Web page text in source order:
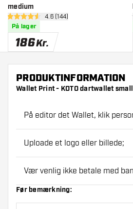
medium
åbn anmeldelsespanel
4.6 bedømmelsesstjerner
4.6 (144)
På lager
186Kr.
PRODUKTINFORMATION
Wallet Print - KOTO dartwallet small
På editor det Wallet, klik
Uploade et logo eller billede;
Vær venlig ikke betale med
Før bemærkning: